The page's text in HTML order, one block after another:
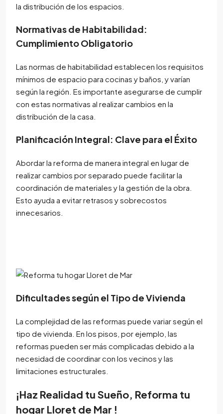
la distribución de los espacios.
Normativas de Habitabilidad:
Cumplimiento Obligatorio
Las normas de habitabilidad establecen los requisitos
mínimos de espacio para cocinas y baños, y varían
según la región. Es importante asegurarse de cumplir
con estas normativas al realizar cambios en la
distribución de la casa.
Planificación Integral: Clave para el Éxito
Abordar la reforma de manera integral en lugar de
realizar cambios por separado puede facilitar la
coordinación de materiales y la gestión de la obra.
Esto ayuda a evitar retrasos y sobrecostos
innecesarios.
Dificultades según el Tipo de Vivienda
La complejidad de las reformas puede variar según el
tipo de vivienda. En los pisos, por ejemplo, las
reformas pueden ser más complicadas debido a la
necesidad de coordinar con los vecinos y las
limitaciones estructurales.
¡Haz Realidad tu Sueño, Reforma tu
hogar Lloret de Mar !